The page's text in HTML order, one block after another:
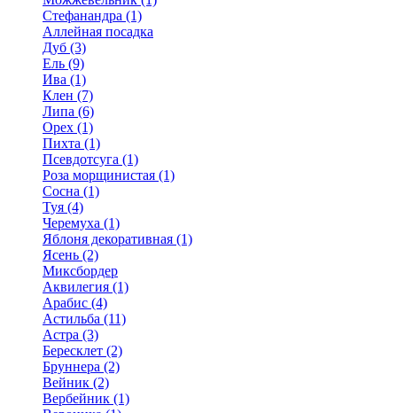
Стефанандра (1)
Аллейная посадка
Дуб (3)
Ель (9)
Ива (1)
Клен (7)
Липа (6)
Орех (1)
Пихта (1)
Псевдотсуга (1)
Роза морщинистая (1)
Сосна (1)
Туя (4)
Черемуха (1)
Яблоня декоративная (1)
Ясень (2)
Миксбордер
Аквилегия (1)
Арабис (4)
Астильба (11)
Астра (3)
Бересклет (2)
Бруннера (2)
Вейник (2)
Вербейник (1)